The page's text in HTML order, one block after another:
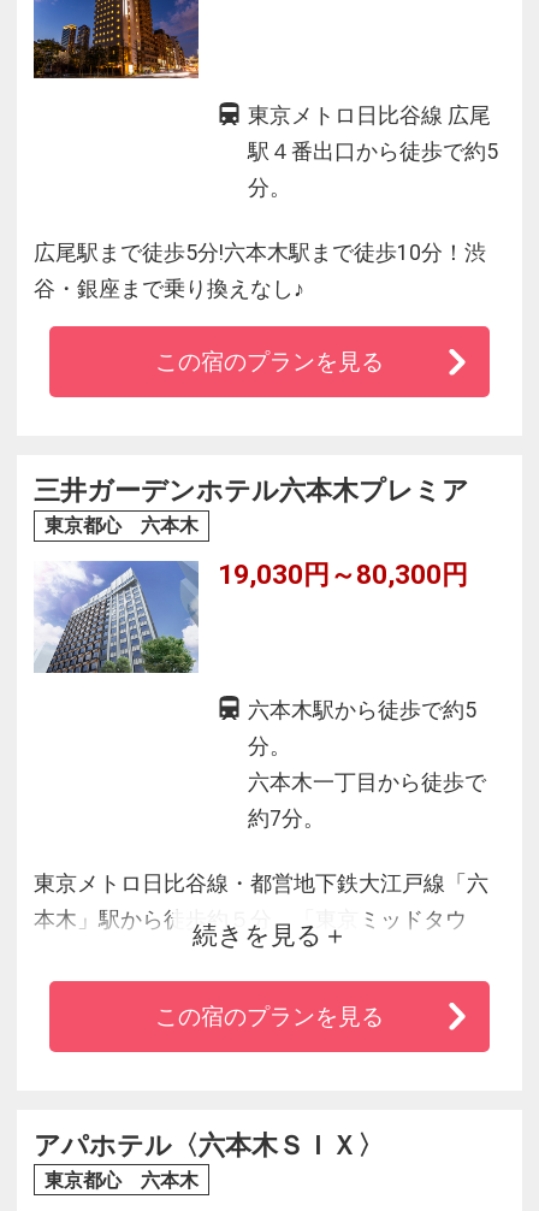
東京メトロ日比谷線 広尾
駅４番出口から徒歩で約5
分。
広尾駅まで徒歩5分!六本木駅まで徒歩10分！渋
谷・銀座まで乗り換えなし♪
この宿のプランを見る
三井ガーデンホテル六本木プレミア
東京都心 六本木
19,030円～80,300円
六本木駅から徒歩で約5
分。
六本木一丁目から徒歩で
約7分。
東京メトロ日比谷線・都営地下鉄大江戸線「六
本木」駅から徒歩約５分、「東京ミッドタウ
ン」や「六本木ヒルズ」からもほど近く、利便
性に優れた立地です。
客室は、六本木ならではの華やぎと、日本の美
ジム、最上階にレストラン、バーを併設、快適
で上質な空間とサービスを提供いたします。
続きを見る
この宿のプランを見る
アパホテル〈六本木ＳＩＸ〉
東京都心 六本木